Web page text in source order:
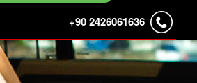
+90 2426061636
ANASAYFA